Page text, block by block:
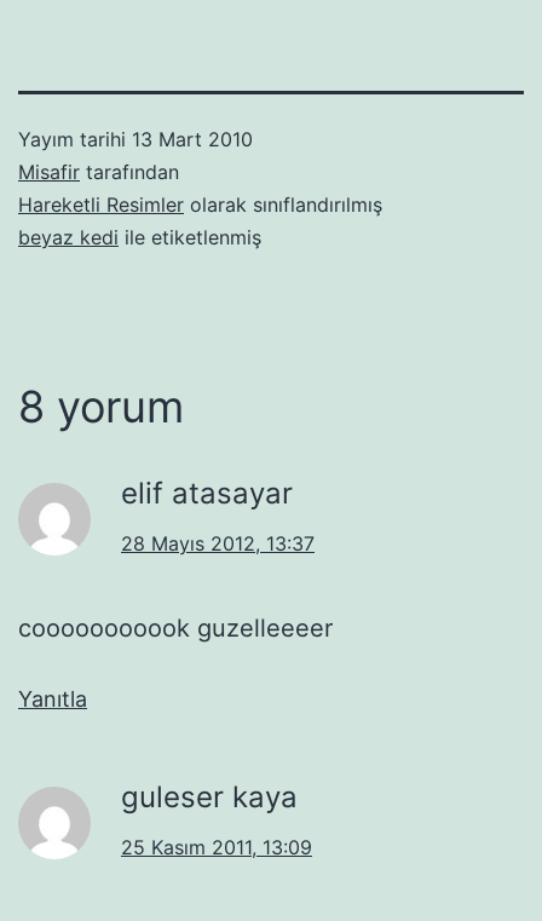
Yayım tarihi 13 Mart 2010
Misafir tarafından
Hareketli Resimler olarak sınıflandırılmış
beyaz kedi ile etiketlenmiş
8 yorum
elif atasayar
28 Mayıs 2012, 13:37
cooooooooook guzelleeeer
Yanıtla
guleser kaya
25 Kasım 2011, 13:09